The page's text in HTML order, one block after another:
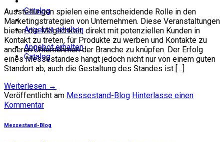
Catalog
Angebot erhalten
Angebot erhalten
Catalog
Ausstellungen spielen eine entscheidende Rolle in den
Marketingstrategien von Unternehmen. Diese Veranstaltungen
bieten die Möglichkeit, direkt mit potenziellen Kunden in
Kontakt zu treten, für Produkte zu werben und Kontakte zu
anderen Unternehmen der Branche zu knüpfen. Der Erfolg
eines Messestandes hängt jedoch nicht nur von einem guten
Standort ab; auch die Gestaltung des Standes ist […]
Weiterlesen →
Veröffentlicht am Messestand-Blog Hinterlasse einen
Kommentar
Messestand-Blog